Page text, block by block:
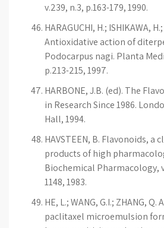
v.239, n.3, p.163-179, 1990.
HARAGUCHI, H.; ISHIKAWA,
Antioxidative action of
Podocarpus nagi. Planta
p.213-215, 1997.
HARBONE, J.B. (ed). The
in Research Since 1986.
Hall, 1994.
HAVSTEEN, B. Flavonoids, a
products of high
Biochemical Pharmacology,
1148, 1983.
HE, L.; WANG, G.I.; ZHANG,
paclitaxel microemulsion